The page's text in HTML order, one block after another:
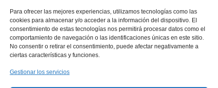
Para ofrecer las mejores experiencias, utilizamos tecnologías como las
cookies para almacenar y/o acceder a la información del dispositivo. El
consentimiento de estas tecnologías nos permitirá procesar datos como el
comportamiento de navegación o las identificaciones únicas en este sitio.
No consentir o retirar el consentimiento, puede afectar negativamente a
ciertas características y funciones.
Gestionar los servicios